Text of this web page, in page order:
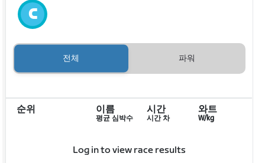
전체 파워
순위 이름
평균 심박수
시간
시간 차
와트
W/kg
Log in to view race results